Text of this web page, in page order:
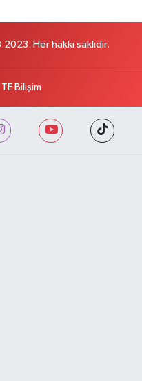
Her hakkı saklıdır.
TE Bilişim